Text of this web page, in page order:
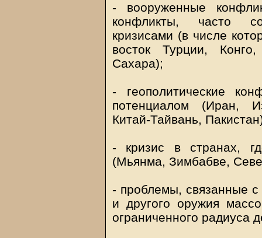
- вооруженные
конфликты, часто
кризисами (в числе
восток Турции,
Сахара);
- геополитические
потенциалом (Иран,
Китай-Тайвань,
- кризис в странах,
(Мьянма, Зимбабве,
- проблемы, связанные
и другого оружия
ограниченного радиуса